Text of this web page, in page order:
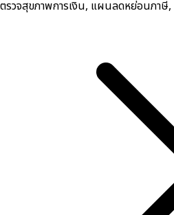
ตรวจสุขภาพการเงิน, ​แผนลดหย่อนภา